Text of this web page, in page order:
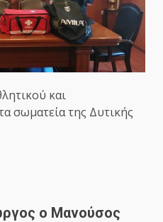
και
σωματεία της Δυτικής
ο Μανούσος